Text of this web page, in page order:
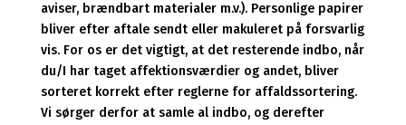
aviser, brændbart materialer m.v.). Personlige papirer
bliver efter aftale sendt eller makuleret på forsvarlig
vis. For os er det vigtigt, at det resterende indbo, når
du/I har taget affektionsværdier og andet, bliver
sorteret korrekt efter reglerne for affaldssortering.
Vi sørger derfor at samle al indbo, og derefter